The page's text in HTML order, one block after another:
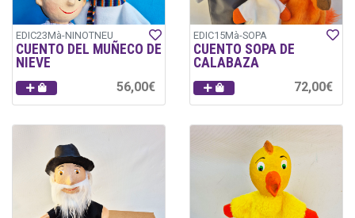
EDIC23Mà-NINOTNEU
CUENTO DEL MUÑECO DE
NIEVE
56,00€
EDIC15Mà-SOPA
CUENTO SOPA DE
CALABAZA
72,00€